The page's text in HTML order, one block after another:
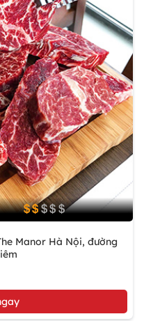
Manor Hà Nội, đường